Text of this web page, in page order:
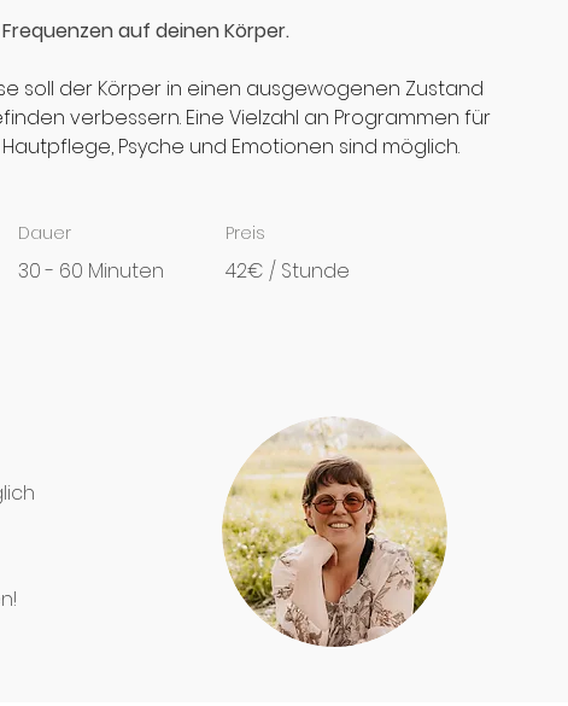
auf deinen Körper.
soll der Körper in einen ausgewogenen Zustand
verbessern. Eine Vielzahl an Programmen für
Psyche und Emotionen sind möglich.
Dauer Preis
30 - 60 Minuten 42€ / Stunde